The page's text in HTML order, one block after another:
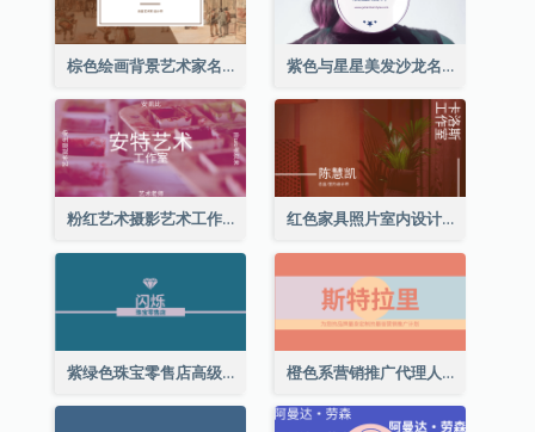
棕色绘画背景艺术家名片 紫色与星星美发沙龙名片
粉红艺术摄影艺术工作室名片 红色家具照片室内设计名片
紫绿色珠宝零售店高级总监名片 橙色系营销推广代理人名片